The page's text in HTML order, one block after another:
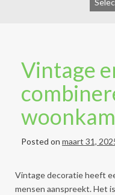
Vintage
Posted on maart 31,
Vintage decoratie heeft
mensen aanspreekt. Het